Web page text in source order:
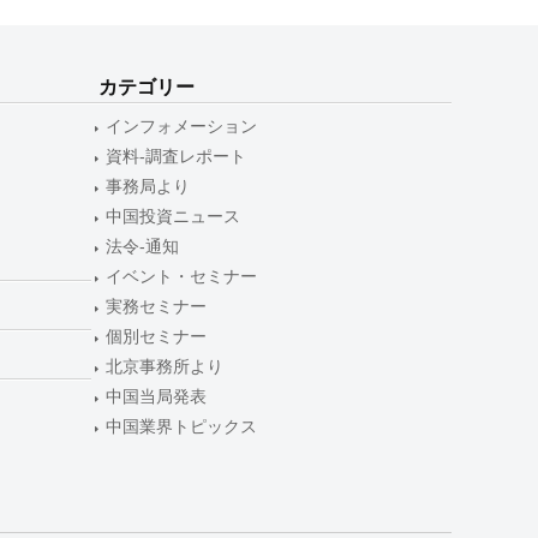
カテゴリー
インフォメーション
資料-調査レポート
事務局より
中国投資ニュース
法令-通知
イベント・セミナー
実務セミナー
個別セミナー
北京事務所より
中国当局発表
中国業界トピックス